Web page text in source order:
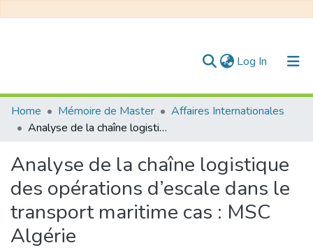
Log In (current)
Communities & Collections
All of DSpace
Statistics
Home Mémoire de Master
Affaires Internationales
Analyse de la chaîne logistique des opérations d’escale dans le transport maritime cas : MSC Algérie
Analyse de la chaîne logistique
des opérations d’escale dans le
transport maritime cas : MSC
Algérie